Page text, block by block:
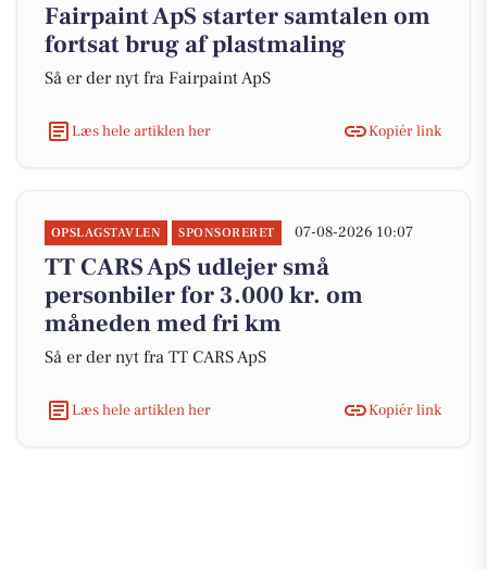
Fairpaint ApS starter samtalen om
fortsat brug af plastmaling
Så er der nyt fra Fairpaint ApS
Læs hele artiklen her Kopiér link
OPSLAGSTAVLEN SPONSORERET 07-08-2026 10:07
TT CARS ApS udlejer små
personbiler for 3.000 kr. om
måneden med fri km
Så er der nyt fra TT CARS ApS
Læs hele artiklen her Kopiér link